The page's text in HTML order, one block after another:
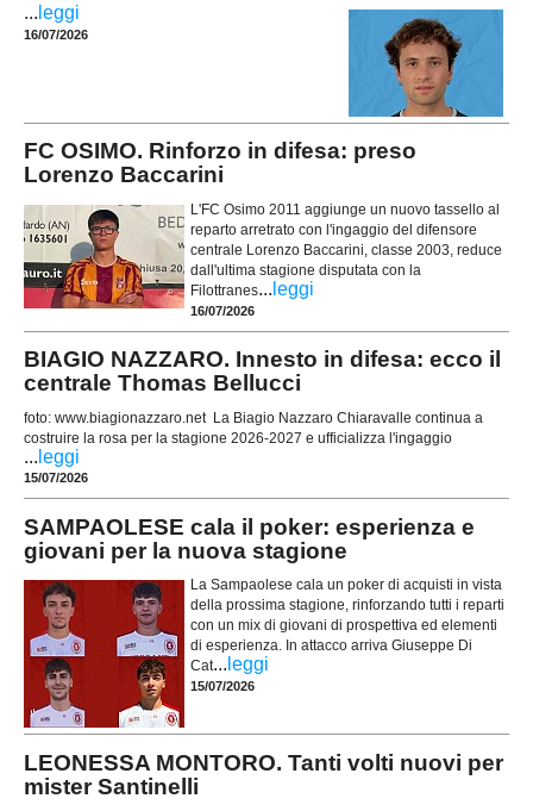
... leggi
16/07/2026
FC OSIMO. Rinforzo in difesa: preso
Lorenzo Baccarini
L'FC Osimo 2011 aggiunge un nuovo tassello al
reparto arretrato con l'ingaggio del difensore
centrale Lorenzo Baccarini, classe 2003, reduce
dall'ultima stagione disputata con la
Filottranes... leggi
16/07/2026
BIAGIO NAZZARO. Innesto in difesa: ecco il
centrale Thomas Bellucci
foto: www.biagionazzaro.net La Biagio Nazzaro Chiaravalle continua a
costruire la rosa per la stagione 2026-2027 e ufficializza l'ingaggio
... leggi
15/07/2026
SAMPAOLESE cala il poker: esperienza e
giovani per la nuova stagione
La Sampaolese cala un poker di acquisti in vista
della prossima stagione, rinforzando tutti i reparti
con un mix di giovani di prospettiva ed elementi
di esperienza. In attacco arriva Giuseppe Di
Cat... leggi
15/07/2026
LEONESSA MONTORO. Tanti volti nuovi per
mister Santinelli